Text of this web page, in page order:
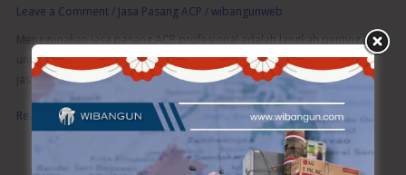
Leave a Comment / Jasa Pasang ACP /wibangunweb
Menggunakan jasa pasang ACP profesional adalah langkah penting
untuk memastikan hasil yang maksimal. Tidak hanya soal pemasangan,
jasa profesional memberikan ba
Read More »